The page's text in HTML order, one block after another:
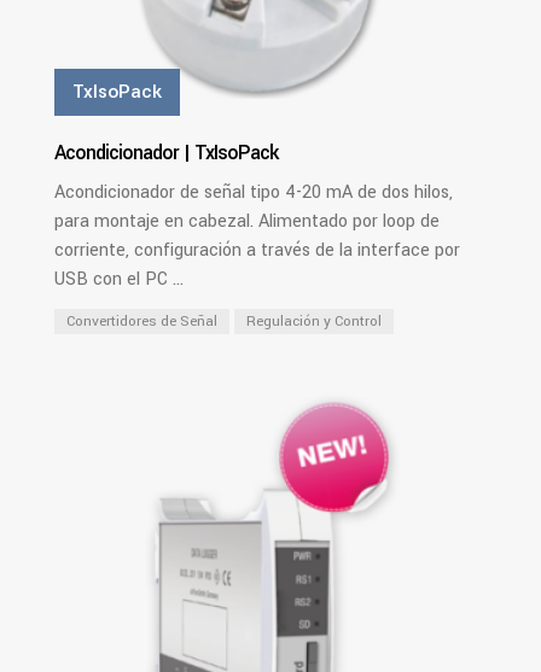
TxIsoPack
Acondicionador | TxIsoPack
Acondicionador de señal tipo 4-20 mA de dos hilos,
para montaje en cabezal. Alimentado por loop de
corriente, configuración a través de la interface por
USB con el PC ...
Convertidores de Señal Regulación y Control